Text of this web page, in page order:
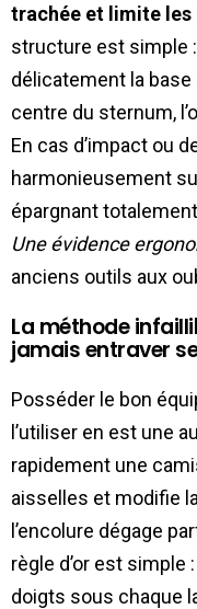
trachée et limite les
structure est simple
délicatement la
centre du sternum,
En cas d’impact ou
harmonieusement
épargnant
Une évidence
anciens outils aux
La méthode
jamais entraver
Posséder le bon
l’utiliser en est une
rapidement une
aisselles et modifie
l’encolure dégage
règle d’or est simple
doigts sous chaque